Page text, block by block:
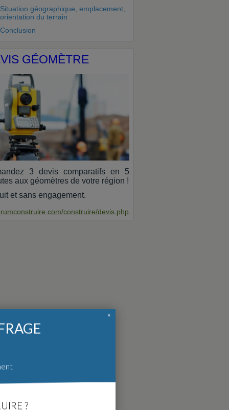
Situation géographique, emplacement,
orientation du terrain
Conclusion
GÉOMÈTRE
3 devis comparatifs en 5
aux géomètres de votre région !
et sans engagement.
construire/devis.php
?
×